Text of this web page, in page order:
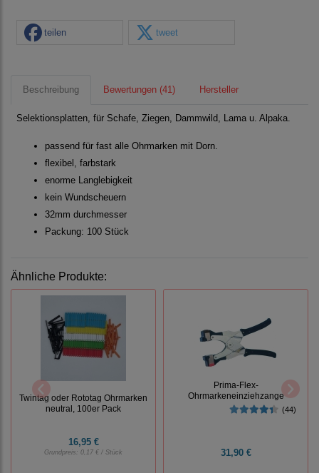
teilen tweet
Beschreibung Bewertungen (41) Hersteller
Selektionsplatten, für Schafe, Ziegen, Dammwild, Lama u. Alpaka.
passend für fast alle Ohrmarken mit Dorn.
flexibel, farbstark
enorme Langlebigkeit
kein Wundscheuern
32mm durchmesser
Packung: 100 Stück
Ähnliche Produkte:
Twintag oder Rototag Ohrmarken
neutral, 100er Pack
16,95 €
Grundpreis: 0,17 € / Stück
Prima-Flex-
Ohrmarkeneinziehzange
(44)
31,90 €